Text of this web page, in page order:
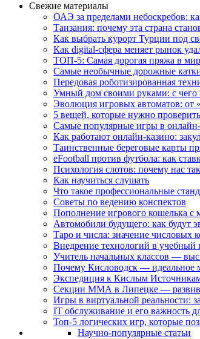
Свежие материалы
ОАЭ за пределами небоскребов:
Танзания: почему эта страна
Как выбрать курорт Турции под
Как digital-сфера меняет рынок
ТОП-5: Самая дорогая пряжа в мир
Самые необычные дорожные
Передовая роботизированная
Умный дом своими руками: с чего
Эволюция игровых автоматов: от
5 вещей, которые нужно
Самые популярные игры в
Как работают онлайн-казино:
Таинственные береговые карты
eFootball против футбола: как
Психология слотов: почему нас
Как научиться слушать
Что такое профессиональные
Советы по ведению конспектов
Пополнение игрового кошелька
Автомобили будущего: как будут
Таро и числа: значение числовых
Внедрение технологий в учебный
Учитель начальных классов —
Почему Кисловодск — идеальное
Экспедиция к Кислым
Секции ММА в Липецке —
Игры в виртуальной реальности:
IT обслуживание и его важность
Топ-5 логических игр, которые
Научно-популярные статьи